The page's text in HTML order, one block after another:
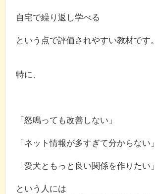
自宅で繰り返し学べる
という点で評価されやすい教材です。
特に、
「怒鳴っても改善しない」
「ネット情報が多すぎて分からない」
「愛犬ともっと良い関係を作りたい」
という人には